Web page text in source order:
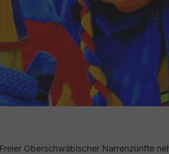
Oberschwäbischer Narrenzünfte